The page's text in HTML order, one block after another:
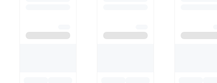
越し下さい。